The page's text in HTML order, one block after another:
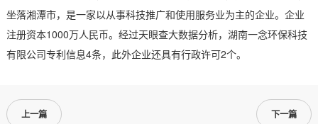
坐落湘潭市，是一家以从事科技推广和使用服务业为主的企业。企业
注册资本1000万人民币。经过天眼查大数据分析，湖南一念环保科技
有限公司专利信息4条，此外企业还具有行政许可2个。
上一篇 下一篇